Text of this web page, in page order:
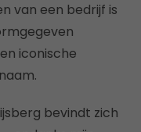
van een bedrijf is
iconische
bevindt zich